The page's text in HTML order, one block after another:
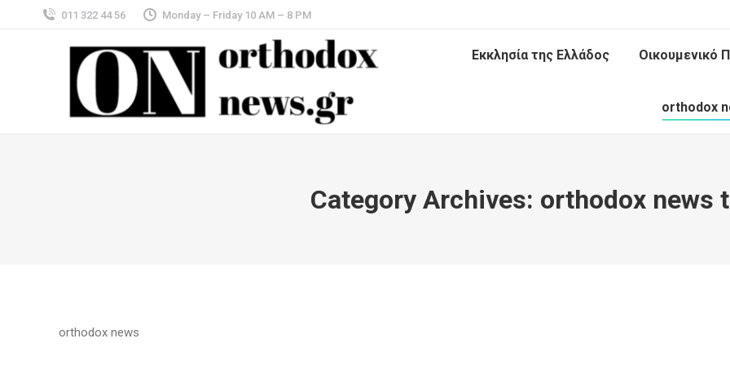
011 322 44 56 Monday – Friday 10 AM – 8 PM
Εκκλησία της Ελλάδος Οικουμενικό
orthodox
Category Archives: orthodox news
orthodox news